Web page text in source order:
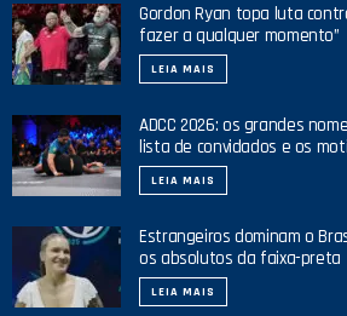
Gordon Ryan topa luta
fazer a qualquer momento”
LEIA MAIS
ADCC 2026: os grandes
lista de convidados e os
LEIA MAIS
Estrangeiros dominam o
os absolutos da faixa-preta
LEIA MAIS